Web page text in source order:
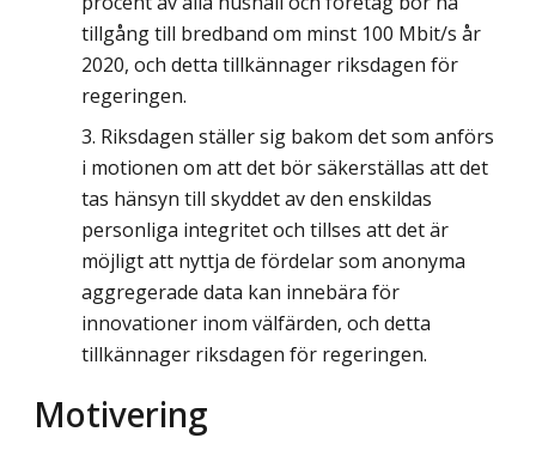
tillgång till bredband om minst 100 Mbit/s år
2020, och detta tillkännager riksdagen för
regeringen.
Riksdagen ställer sig bakom det som anförs
i motionen om att det bör säkerställas att det
tas hänsyn till skyddet av den enskildas
personliga integritet och tillses att det är
möjligt att nyttja de fördelar som anonyma
aggregerade data kan innebära för
innovationer inom välfärden, och detta
tillkännager riksdagen för regeringen.
Motivering